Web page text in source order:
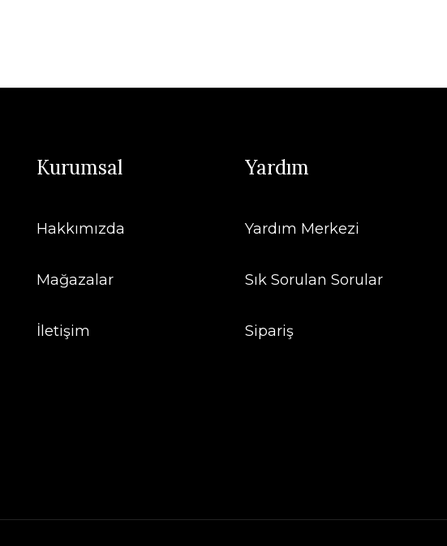
Kurumsal
Hakkımızda
Mağazalar
İletişim
Yardım
Yardım Merkezi
Sık Sorulan Sorular
Sipariş